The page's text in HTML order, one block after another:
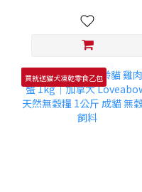
買就送貓犬凍乾零食乙包